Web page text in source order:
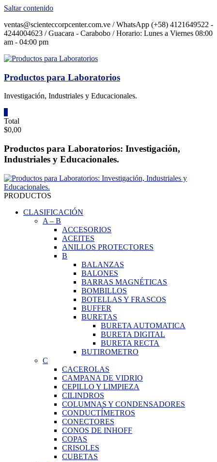
Saltar contenido
ventas@scienteccorpcenter.com.ve / WhatsApp (+58) 4121649522 -
4244004623 / Guacara - Carabobo / Horario: Lunes a Viernes 08:00
am - 04:00 pm
Productos para Laboratorios
Investigación, Industriales y Educacionales.
Total
$0,00
Productos para Laboratorios: Investigación,
Industriales y Educacionales.
PRODUCTOS
CLASIFICACIÓN
A – B
ACCESORIOS
ACEITES
ANILLOS PROTECTORES
B
BALANZAS
BALONES
BARRAS MAGNÉTICAS
BOMBILLOS
BOTELLAS Y FRASCOS
BUFFER
BURETAS
BURETA AUTOMATICA
BURETA DIGITAL
BURETA RECTA
BUTIROMETRO
C
CACEROLAS
CAMPANA DE VIDRIO
CEPILLO Y LIMPIEZA
CILINDROS
COLUMNAS Y CONDENSADORES
CONDUCTÍMETROS
CONECTORES
CONOS DE INHOFF
COPAS
CRISOLES
CUBETAS